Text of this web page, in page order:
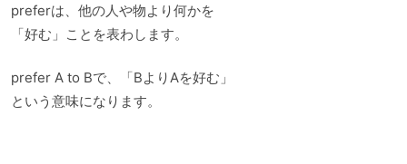
preferは、他の人や物より何かを
「好む」ことを表わします。
prefer A to Bで、「BよりAを好む」
という意味になります。